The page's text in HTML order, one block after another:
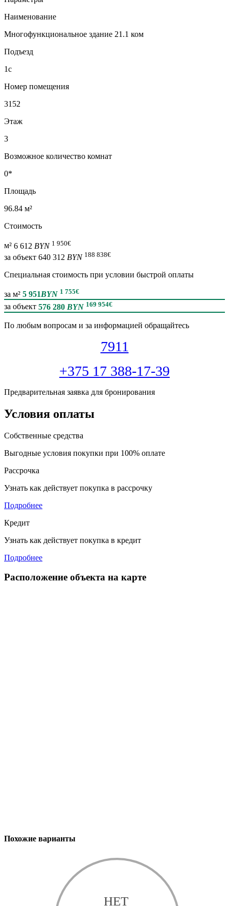
Наименование
Многофункциональное здание 21.1 ком
Подъезд
1с
Номер помещения
3152
Этаж
3
Возможное количество комнат
0*
Площадь
96.84 м²
Стоимость
м² 6 612 BYN 1 950€
за объект 640 312 BYN 188 838€
Специальная cтоимость при условии быстрой оплаты
за м² 5 951BYN 1 755€
за объект 576 280 BYN 169 954€
По любым вопросам и за информацией обращайтесь
7911
+375 17 388-17-39
Предварительная заявка для бронирования
Условия оплаты
Собственные средства
Выгодные условия покупки при 100% оплате
Рассрочка
Узнать как действует покупка в рассрочку
Подробнее
Кредит
Узнать как действует покупка в кредит
Подробнее
Расположение объекта на карте
Похожие варианты